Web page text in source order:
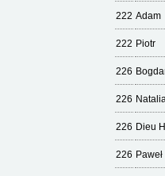
222 Adam
222 Piotr
226
226
226 Dieu
226 Paweł